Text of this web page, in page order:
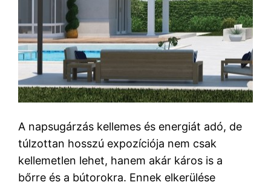
A napsugárzás kellemes és energiát adó, de
túlzottan hosszú expozíciója nem csak
kellemetlen lehet, hanem akár káros is a
bőrre és a bútorokra. Ennek elkerülése